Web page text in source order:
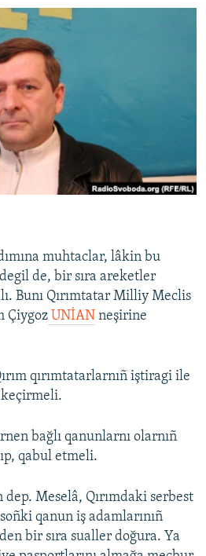
muhtaclar, lâkin bu
degil de, bir sıra areketler
Bunı Qırımtatar Milliy Meclis
Çiygoz UNİAN neşirine
qırımtatarlarnıñ iştiragi ile
bağlı qanunlarnı olarnıñ
qabul etmeli.
Meselâ, Qırımdaki serbest
qanun iş adamlarınıñ
bir sıra sualler doğura. Ya